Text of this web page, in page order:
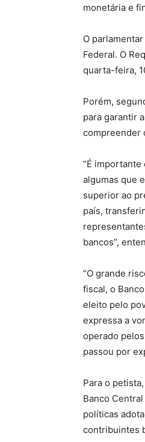
monetária e
O
Federal. O
quarta-feira,
Porém,
para garantir
compreender
“É
algumas que
superior ao
país,
bancos”,
“O grande
fiscal, o
eleito pelo
expressa a
operado
passou por
Para o
Banco
políticas
contribuintes